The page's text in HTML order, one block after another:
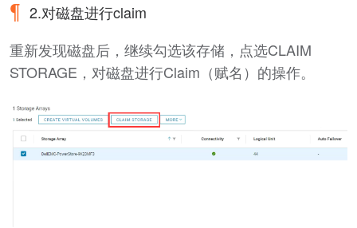
2.对磁盘进行claim
重新发现磁盘后，继续勾选该存储，点选CLAIM
STORAGE，对磁盘进行Claim（赋名）的操作。